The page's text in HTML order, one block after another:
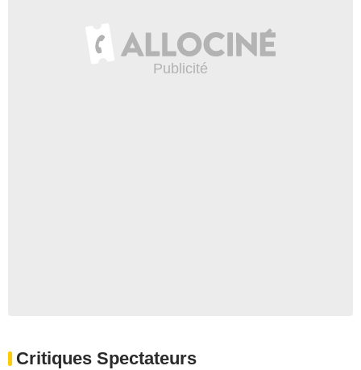
Critiques Spectateurs